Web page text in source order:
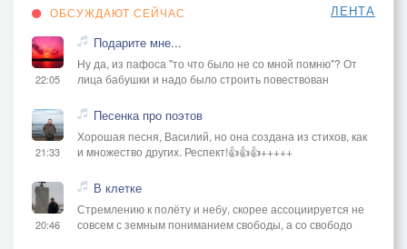
ОБСУЖДАЮТ СЕЙЧАС ЛЕНТА
22:05
Подарите мне...
Ну да, из пафоса "то что было не со мной помню"? От
лица бабушки и надо было строить повествован
21:33
Песенка про поэтов
Хорошая песня, Василий, но она создана из стихов, как
и множество других. Респект!👍👍👍+++++
20:46
В клетке
Стремлению к полёту и небу, скорее ассоциируется не
совсем с земным пониманием свободы, а со свободо